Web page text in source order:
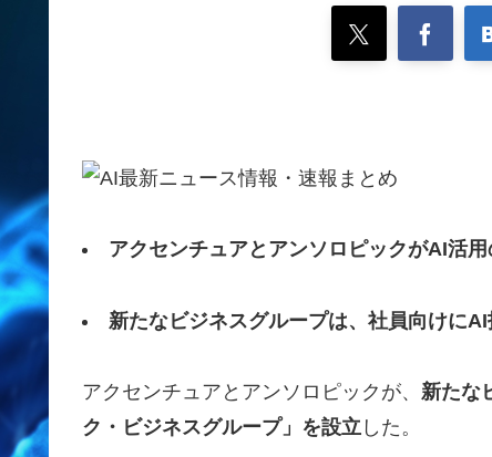
アクセンチュアとアンソロピックがAI活用
新たなビジネスグループは、社員向けに
アクセンチュアとアンソロピックが、 新たな
ク・ビジネスグループ」を設立 した。